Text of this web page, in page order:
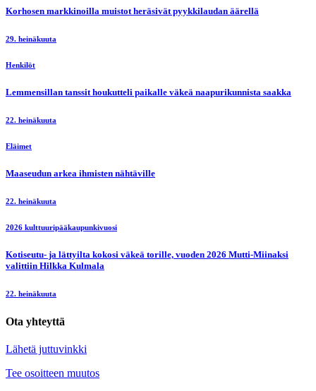
Korhosen markkinoilla muistot heräsivät pyykkilaudan äärellä
29. heinäkuuta
Henkilöt
Lemmensillan tanssit houkutteli paikalle väkeä naapurikunnista saakka
22. heinäkuuta
Eläimet
Maaseudun arkea ihmisten nähtäville
22. heinäkuuta
2026 kulttuuripääkaupunkivuosi
Kotiseutu- ja lättyilta kokosi väkeä torille, vuoden 2026 Mutti-Miinaksi
valittiin Hilkka Kulmala
22. heinäkuuta
Ota yhteyttä
Lähetä juttuvinkki
Tee osoitteen muutos